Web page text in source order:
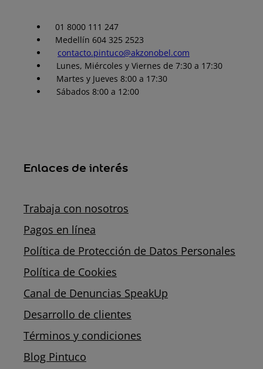
01 8000 111 247
Medellín 604 325 2523
contacto.pintuco@akzonobel.com
Lunes, Miércoles y Viernes de 7:30 a 17:30
Martes y Jueves 8:00 a 17:30
Sábados 8:00 a 12:00
Enlaces de interés
Trabaja con nosotros
Pagos en línea
Política de Protección de Datos Personales
Política de Cookies
Canal de Denuncias SpeakUp
Desarrollo de clientes
Términos y condiciones
Blog Pintuco